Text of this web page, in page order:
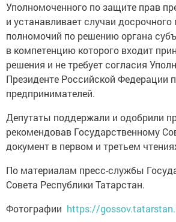
Уполномоченного по защите прав
и устанавливает случаи
полномочий по решению органа
в компетенцию которого входит
решения и не требует согласия
Президенте Российской Федерации
предпринимателей.
Депутаты поддержали и одобрили
рекомендовав Государственному
документ в первом и третьем
По материалам пресс-службы
Совета Республики Татарстан.
Фотографии https://